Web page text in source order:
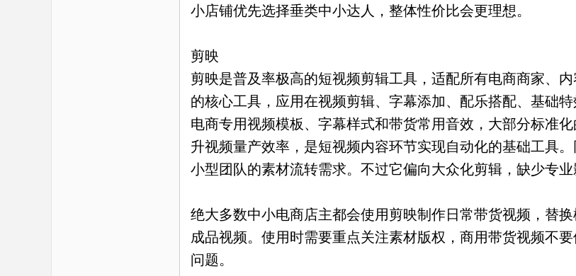
小店铺优先选择垂类中小达人，整体性价比会更理想。
剪映
剪映是普及率极高的短视频剪辑工具，适配所有电商商家、
的核心工具，应用在视频剪辑、字幕添加、配乐搭配、基础
电商专用视频模板、字幕样式和带货常用音效，大部分标准
升视频量产效率，是短视频内容环节实现自动化的基础工具
小型团队的素材流转需求。不过它偏向大众化剪辑，缺少专业
绝大多数中小电商店主都会使用剪映制作日常带货视频，替
成品视频。使用时需要重点关注素材版权，商用带货视频不
问题。